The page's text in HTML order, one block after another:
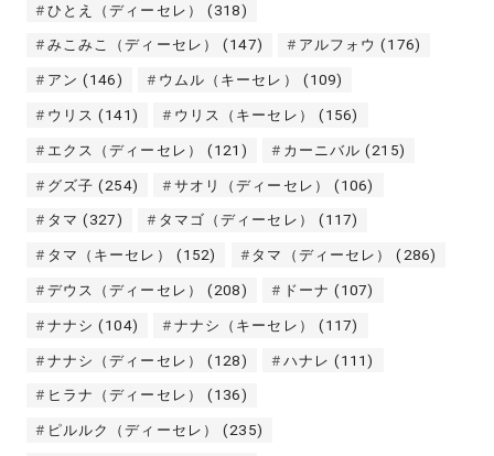
ひとえ（ディーセレ） (318)
みこみこ（ディーセレ） (147) アルフォウ (176)
アン (146) ウムル（キーセレ） (109)
ウリス (141) ウリス（キーセレ） (156)
エクス（ディーセレ） (121) カーニバル (215)
グズ子 (254) サオリ（ディーセレ） (106)
タマ (327) タマゴ（ディーセレ） (117)
タマ（キーセレ） (152) タマ（ディーセレ） (286)
デウス（ディーセレ） (208) ドーナ (107)
ナナシ (104) ナナシ（キーセレ） (117)
ナナシ（ディーセレ） (128) ハナレ (111)
ヒラナ（ディーセレ） (136)
ピルルク（ディーセレ） (235)